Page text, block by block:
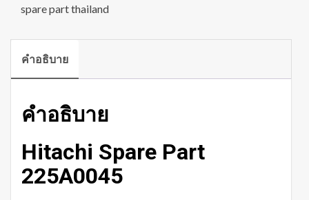
spare part thailand
คำอธิบาย
คำอธิบาย
Hitachi Spare Part
225A0045